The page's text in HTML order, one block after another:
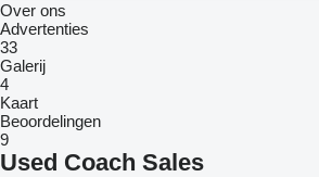
Over ons
Advertenties
33
Galerij
4
Kaart
Beoordelingen
9
Used Coach Sales